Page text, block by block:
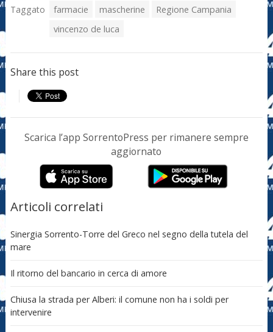
Taggato farmacie mascherine
Regione Campania
vincenzo de luca
Share this post
Scarica l’app SorrentoPress per rimanere sempre
aggiornato
Articoli correlati
Sinergia Sorrento-Torre del Greco nel segno della tutela del
mare
Il ritorno del bancario in cerca di amore
Chiusa la strada per Alberi: il comune non ha i soldi per
intervenire